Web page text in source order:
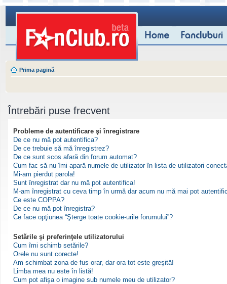
Prima pagină
Întrebări puse frecvent
Probleme de autentificare şi înregistrare
De ce nu mă pot autentifica?
De ce trebuie să mă înregistrez?
De ce sunt scos afară din forum automat?
Cum fac să nu îmi apară numele de utilizator în lista de utilizatori
Mi-am pierdut parola!
Sunt înregistrat dar nu mă pot autentifica!
M-am înregistrat cu ceva timp în urmă dar acum nu mă mai pot
Ce este COPPA?
De ce nu mă pot înregistra?
Ce face opţiunea “Şterge toate cookie-urile forumului”?
Setările şi preferinţele utilizatorului
Cum îmi schimb setările?
Orele nu sunt corecte!
Am schimbat zona de fus orar, dar ora tot este greşită!
Limba mea nu este în listă!
Cum pot afişa o imagine sub numele meu de utilizator?